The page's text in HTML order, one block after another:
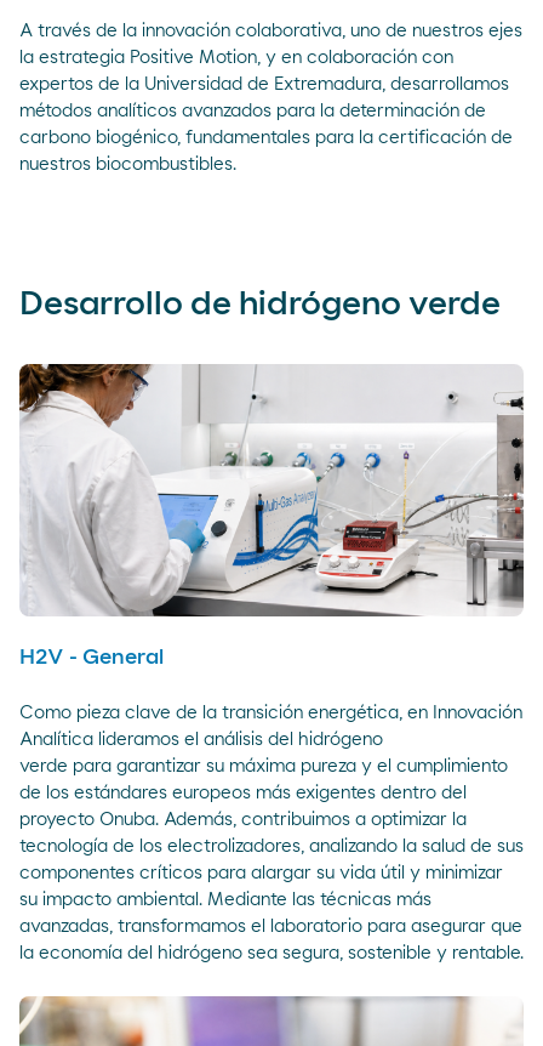
A través de la innovación colaborativa, uno de nuestros ejes
la estrategia Positive Motion, y en colaboración con
expertos de la Universidad de Extremadura, desarrollamos
métodos analíticos avanzados para la determinación de
carbono biogénico, fundamentales para la certificación de
nuestros biocombustibles.
Desarrollo de hidrógeno verde
H2V - General
Como pieza clave de la transición energética, en Innovación
Analítica lideramos el análisis del hidrógeno
verde para garantizar su máxima pureza y el cumplimiento
de los estándares europeos más exigentes dentro del
proyecto Onuba. Además, contribuimos a optimizar la
tecnología de los electrolizadores, analizando la salud de sus
componentes críticos para alargar su vida útil y minimizar
su impacto ambiental. Mediante las técnicas más
avanzadas, transformamos el laboratorio para asegurar que
la economía del hidrógeno sea segura, sostenible y rentable.